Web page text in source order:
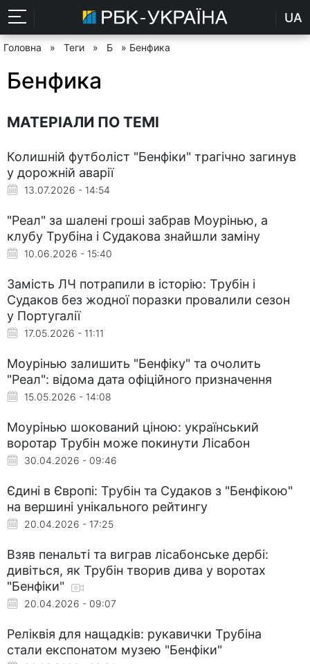
UA
Головна » Теги » Б » Бенфика
Бенфика
МАТЕРІАЛИ ПО ТЕМІ
Колишній футболіст "Бенфіки" трагічно загинув
у дорожній аварії
13.07.2026 - 14:54
"Реал" за шалені гроші забрав Моурінью, а
клубу Трубіна і Судакова знайшли заміну
10.06.2026 - 15:40
Замість ЛЧ потрапили в історію: Трубін і
Судаков без жодної поразки провалили сезон
у Португалії
17.05.2026 - 11:11
Моурінью залишить "Бенфіку" та очолить
"Реал": відома дата офіційного призначення
15.05.2026 - 14:08
Моурінью шокований ціною: український
воротар Трубін може покинути Лісабон
30.04.2026 - 09:46
Єдині в Європі: Трубін та Судаков з "Бенфікою"
на вершині унікального рейтингу
20.04.2026 - 17:25
Взяв пенальті та виграв лісабонське дербі:
дивіться, як Трубін творив дива у воротах
"Бенфіки"
20.04.2026 - 09:07
Реліквія для нащадків: рукавички Трубіна
стали експонатом музею "Бенфіки"